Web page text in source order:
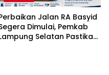
Jalan RA Basyid
Dimulai, Pemkab
Selatan Pastikan